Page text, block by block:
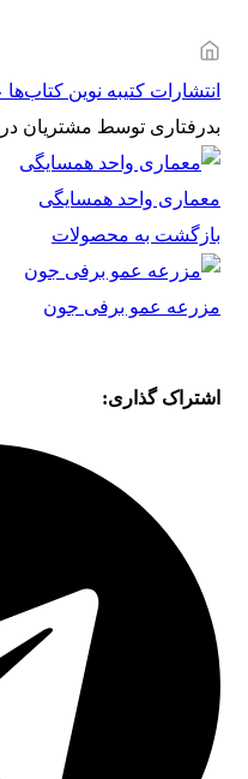
انتشارات کتیبه نوین کتاب‌ها
بدرفتاری توسط مشتریان
معماری واحد همسایگی
بازگشت به محصولات
مزرعه عمو برفی جون
اشتراک گذاری: